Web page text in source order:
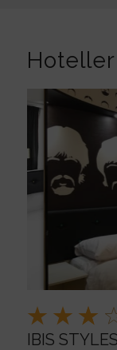
Hoteller
IBIS